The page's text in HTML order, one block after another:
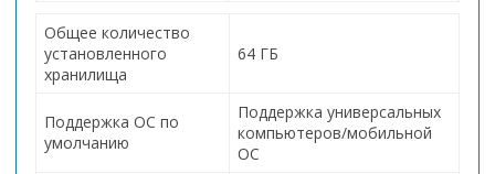
Общее количество
установленного
хранилища
64 ГБ
Поддержка ОС по
умолчанию
Поддержка универсальных
компьютеров/мобильной
ОС